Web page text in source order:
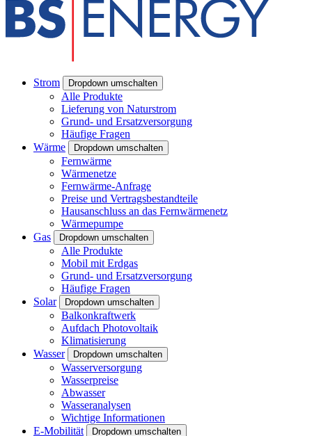
Strom Dropdown umschalten
Alle Produkte
Lieferung von Naturstrom
Grund- und Ersatzversorgung
Häufige Fragen
Wärme
Dropdown umschalten
Fernwärme
Wärmenetze
Fernwärme-Anfrage
Preise und Vertragsbestandteile
Hausanschluss an das Fernwärmenetz
Wärmepumpe
Gas
Dropdown umschalten
Alle Produkte
Mobil mit Erdgas
Grund- und Ersatzversorgung
Häufige Fragen
Solar
Dropdown umschalten
Balkonkraftwerk
Aufdach Photovoltaik
Klimatisierung
Wasser
Dropdown umschalten
Wasserversorgung
Wasserpreise
Abwasser
Wasseranalysen
Wichtige Informationen
E-Mobilität
Dropdown umschalten